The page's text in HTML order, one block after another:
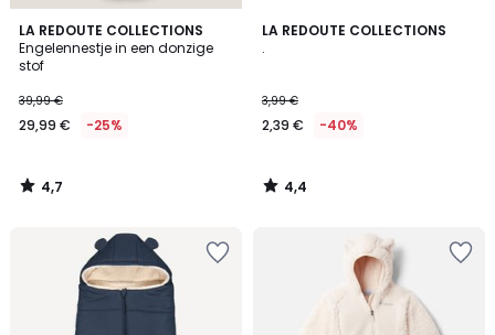
LA REDOUTE COLLECTIONS
Engelennestje in een donzige
stof
39,99 €
29,99 € -25%
4,7
/ 5
4,7
/
LA REDOUTE COLLECTIONS
.
3,99 €
2,39 € -40%
4,4
4,4
/